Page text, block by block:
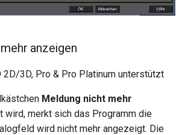
anzeigen
2D/3D, Pro & Pro Platinum unterstützt
Meldung nicht mehr
wird, merkt sich das Programm die
wird nicht mehr angezeigt. Die